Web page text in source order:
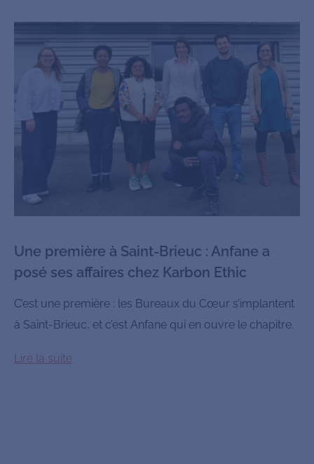
Une première à Saint-Brieuc : Anfane a
posé ses affaires chez Karbon Ethic
C’est une première : les Bureaux du Cœur s’implantent
à Saint-Brieuc, et c’est Anfane qui en ouvre le chapitre.
Lire la suite